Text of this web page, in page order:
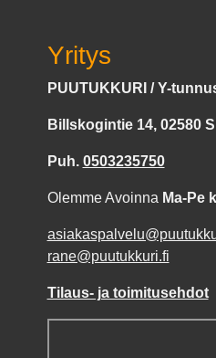
Yritys
PUUTUKKURI / Y-
Billskogintie 14, 02580
Puh. 0503235750
Olemme Avoinna Ma-Pe
rane@puutukkuri.fi
Tilaus- ja toimitusehdot